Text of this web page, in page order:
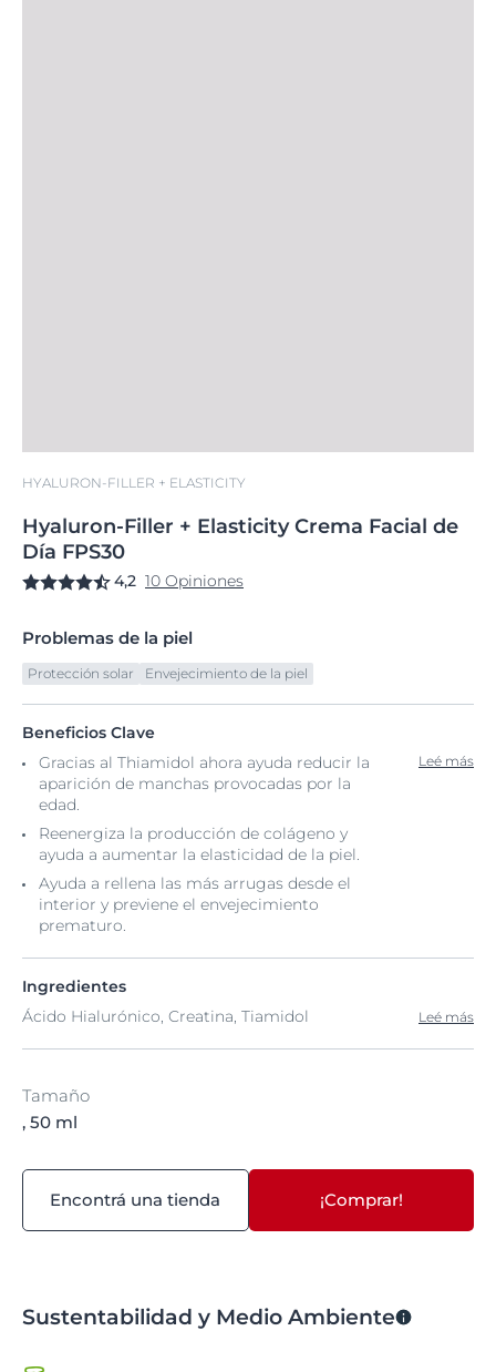
HYALURON-FILLER + ELASTICITY
Hyaluron-Filler + Elasticity Crema Facial de
Día FPS30
4,2 10 Opiniones
Problemas de la piel
Protección solar Envejecimiento de la piel
Beneficios Clave
Gracias al Thiamidol ahora ayuda reducir la
aparición de manchas provocadas por la
edad.
Reenergiza la producción de colágeno y
ayuda a aumentar la elasticidad de la piel.
Ayuda a rellena las más arrugas desde el
interior y previene el envejecimiento
prematuro.
Leé más
Ingredientes
Ácido Hialurónico, Creatina, Tiamidol
Leé más
Tamaño
, 50 ml
Encontrá una tienda ¡Comprar!
Sustentabilidad y Medio Ambiente